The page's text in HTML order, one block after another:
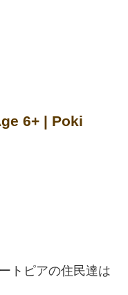
6+ | Poki
トピアの住民達は